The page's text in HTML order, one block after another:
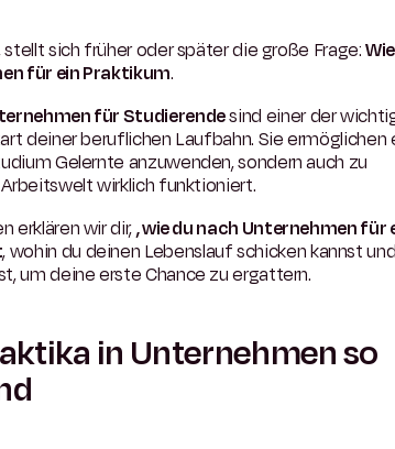
sich früher oder später die große Frage:
für ein Praktikum.
für Studierendesind einer der
deiner beruflichen Laufbahn. Sie ermöglichen
Gelernte anzuwenden, sondern auch zu
wirklich funktioniert.
erklären wir dir,, wie du nach Unternehmen für
, wohin du deinen Lebenslauf schicken kannst
um deine erste Chance zu ergattern.
in Unternehmen so